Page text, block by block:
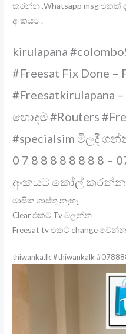
කරන්න ,Whatsapp msg එකක්
අංකයට .
kirulapana
#Freesat Fix Done –
#Freesatkirulapana
හොදම #Routers
#specialsim මිලදී
0 7 8 8 8 8 8 8 8 8
අංකයට කෝල් කරන්න
මාසික ගාස්තු නැහැ
Clear එකට Tv බලන්න
Freesat tv එකට change වෙන්න
thiwanka.lk #thiwankalk